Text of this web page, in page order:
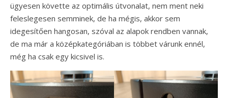
ügyesen követte az optimális útvonalat, nem ment neki
feleslegesen semminek, de ha mégis, akkor sem
idegesítően hangosan, szóval az alapok rendben vannak,
de ma már a középkategóriában is többet várunk ennél,
még ha csak egy kicsivel is.